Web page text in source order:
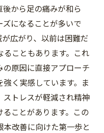
から足の痛みが和ら
になることが多いで
広がり、以前は困難だ
こともあります。これ
原因に直接アプローチ
く実感しています。ま
ストレスが軽減され精神
ことがあります。この
改善に向けた第一歩と